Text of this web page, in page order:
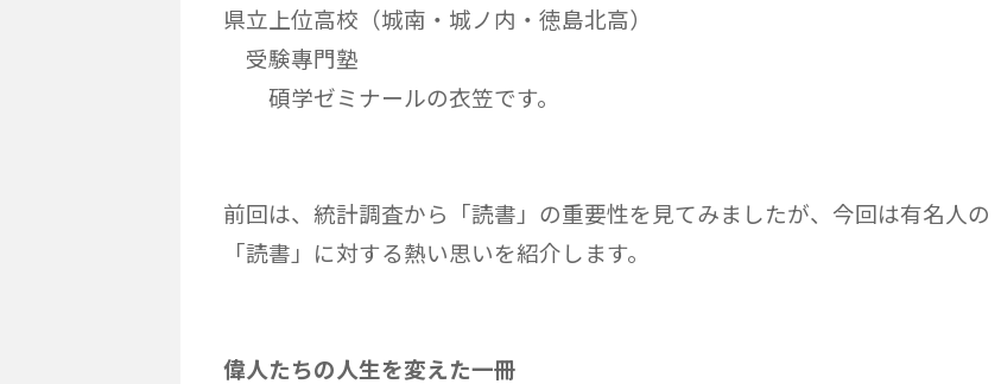
県立上位高校（城南・城ノ内・徳島北高）
受験專門塾
碩学ゼミナールの衣笠です。
前回は、統計調査から「読書」の重要性を見てみましたが、今回は有名人の
「読書」に対する熱い思いを紹介します。
偉人たちの人生を変えた一冊